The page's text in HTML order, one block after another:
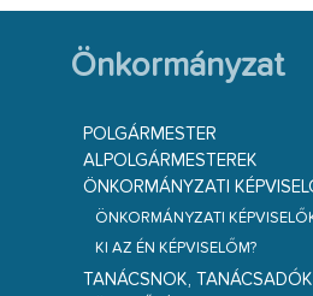
Önkormányzat
POLGÁRMESTER
ALPOLGÁRMESTEREK
ÖNKORMÁNYZATI
ÖNKORMÁNYZATI
KI AZ ÉN KÉPVISELŐM?
TANÁCSNOK, TANÁCSADÓK